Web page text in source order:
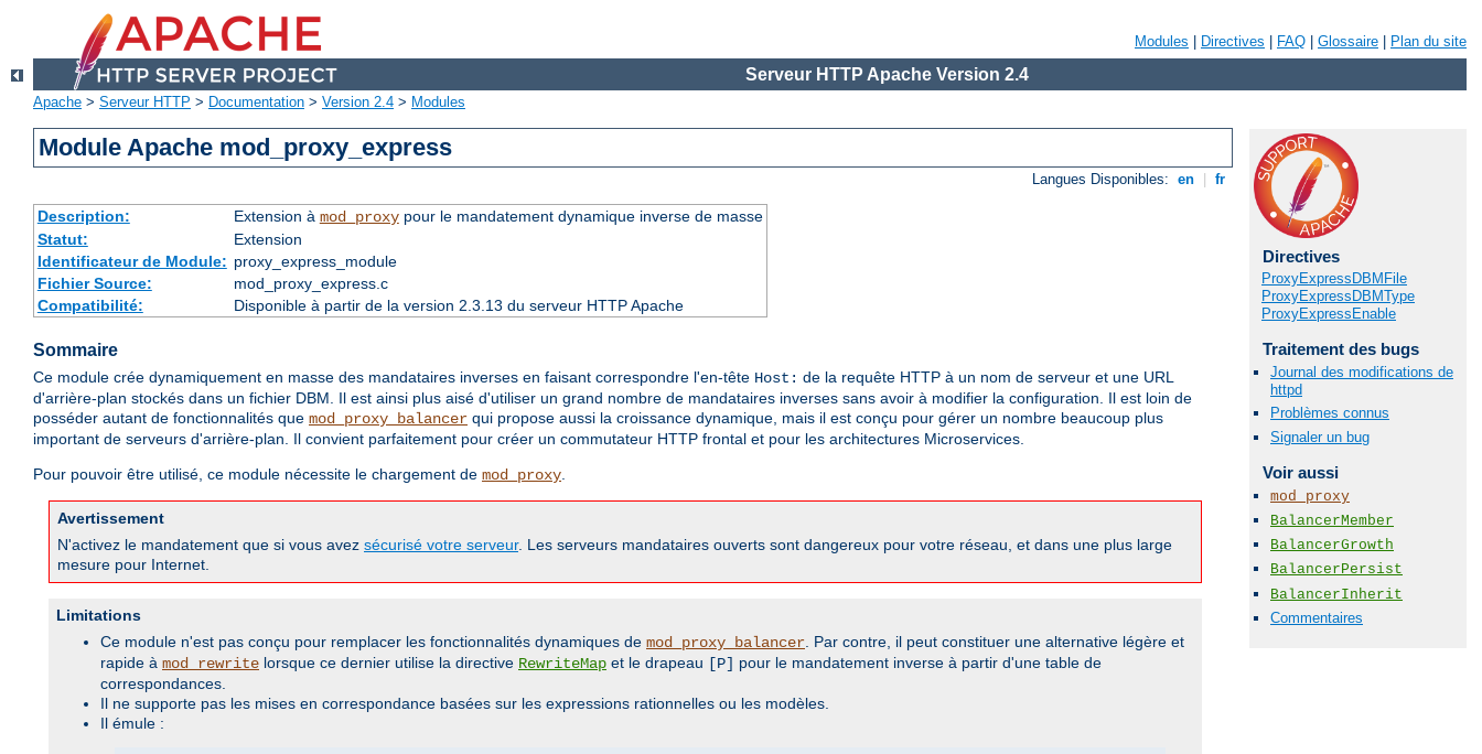
Modules Directives FAQ Glossaire Plan du site
Serveur HTTP Apache Version 2.4
Apache > Serveur HTTP > Documentation > Version 2.4 > Modules
Module Apache mod_proxy_express
Langues Disponibles: en fr
Description: Extension à mod_proxypour le mandatement dynamique inverse de masse
Statut:
Extension
Identificateur de Module: proxy_express_module
Fichier Source:
mod_proxy_express.c
Compatibilité:
Disponible à partir de la version 2.3.13 du serveur HTTP Apache
Sommaire
Ce module crée dynamiquement en masse des mandataires inverses en faisant correspondre l'en-tête Host: de la requête HTTP à un nom de serveur et une URL
d'arrière-plan stockés dans un fichier DBM. Il est ainsi plus aisé d'utiliser un grand nombre de mandataires inverses sans avoir à modifier la configuration. Il est loin de
posséder autant de fonctionnalités que mod_proxy_balancer qui propose aussi la croissance dynamique, mais il est conçu pour gérer un nombre beaucoup plus
important de serveurs d'arrière-plan. Il convient parfaitement pour créer un commutateur HTTP frontal et pour les architectures Microservices.
Pour pouvoir être utilisé, ce module nécessite le chargement de mod_proxy.
Avertissement
N'activez le mandatement que si vous avez sécurisé votre serveur. Les serveurs mandataires ouverts sont dangereux pour votre réseau, et dans une plus large
mesure pour Internet.
Limitations
Ce module n'est pas conçu pour remplacer les fonctionnalités dynamiques de mod_proxy_balancer. Par contre, il peut constituer une alternative légère et
rapide à mod_rewrite lorsque ce dernier utilise la directive RewriteMap et le drapeau [P] pour le mandatement inverse à partir d'une table de
correspondances.
Il ne supporte pas les mises en correspondance basées sur les expressions rationnelles ou les modèles.
Il émule :
Directives
ProxyExpressDBMFile
ProxyExpressDBMType
ProxyExpressEnable
Traitement des bugs
Journal des modifications de
httpd
Problèmes connus
Signaler un bug
Voir aussi
mod_proxy
BalancerMember
BalancerGrowth
BalancerPersist
BalancerInherit
Commentaires